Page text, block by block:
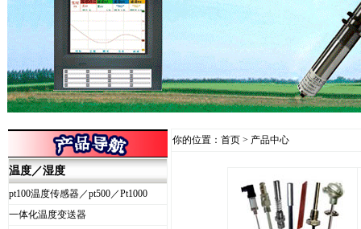
温度／湿度
pt100温度传感器／pt500／Pt1000
一体化温度变送器
你的位置：首页 > 产品中心